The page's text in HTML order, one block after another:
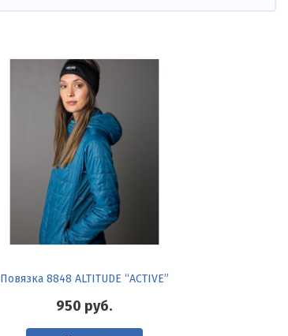
Повязка 8848 ALTITUDE “ACTIVE”
950 руб.